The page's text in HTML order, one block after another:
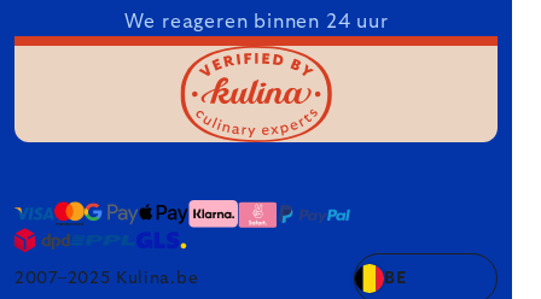
We reageren binnen 24 uur
2007–2025 Kulina.be BE